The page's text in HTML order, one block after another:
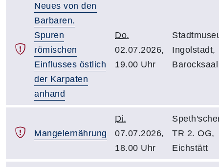
Neues von den
Barbaren.
Spuren
römischen
Einflusses östlich
der Karpaten
anhand
Do.
02.07.2026,
19.00 Uhr
Ingolstadt,
Barocksaal
Mangelernährung
Di.
07.07.2026,
18.00 Uhr
TR 2. OG,
Eichstätt